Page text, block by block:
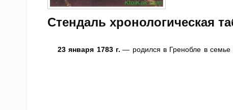
Стендаль хронологическая
23 января 1783 г. — родился в Гренобле в семье